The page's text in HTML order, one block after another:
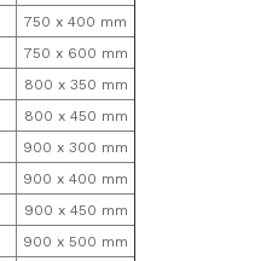
750 x 400 mm
750 x 600 mm
800 x 350 mm
800 x 450 mm
900 x 300 mm
900 x 400 mm
900 x 450 mm
900 x 500 mm